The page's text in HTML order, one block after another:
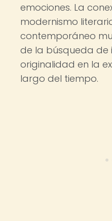
emociones. La
modernismo
contemporáneo
de la búsqueda de
originalidad en la
largo del tiempo.